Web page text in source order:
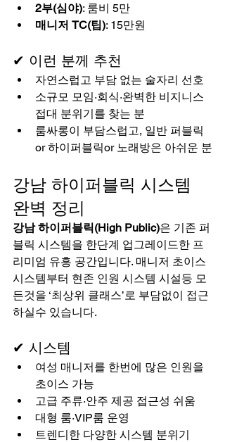
2부(심야): 룸비 5만
매니저 TC(팁): 15만원
✔ 이런 분께 추천
자연스럽고 부담 없는 술자리 선호
소규모 모임·회식·완벽한 비지니스
접대 분위기를 찾는 분
룸싸롱이 부담스럽고, 일반 퍼블릭
or 하이퍼블릭or 노래방은 아쉬운 분
강남 하이퍼블릭 시스템
완벽 정리
강남 하이퍼블릭(High Public)은 기존 퍼
블릭 시스템을 한단계 업그레이드한 프
리미엄 유흥 공간입니다. 매니저 초이스
시스템부터 현존 인원 시스템 시설등 모
든것을 ‘최상위 클래스’로 부담없이 접근
하실수 있습니다.
✔ 시스템
여성 매니저를 한번에 많은 인원을
초이스 가능
고급 주류·안주 제공 접근성 쉬움
대형 룸·VIP룸 운영
트렌디한 다양한 시스템 분위기